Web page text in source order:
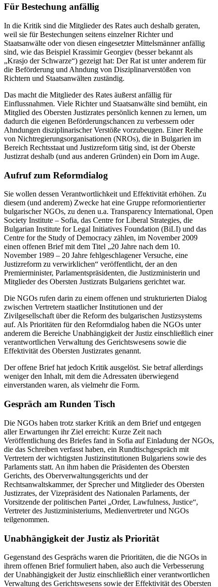
Für Bestechung anfällig
In die Kritik sind die Mitglieder des Rates auch deshalb geraten,
weil sie für Bestechungen seitens einzelner Richter und
Staatsanwälte oder von diesen eingesetzter Mittelsmänner anfällig
sind, wie das Beispiel Krassimir Georgiev (besser bekannt als
„Krasjo der Schwarze“) gezeigt hat: Der Rat ist unter anderem für
die Beförderung und Ahndung von Disziplinarverstößen von
Richtern und Staatsanwälten zuständig.
Das macht die Mitglieder des Rates äußerst anfällig für
Einflussnahmen. Viele Richter und Staatsanwälte sind bemüht, ein
Mitglied des Obersten Justizrates persönlich kennen zu lernen, um
dadurch die eigenen Beförderungschancen zu verbessern oder
Ahndungen disziplinarischer Verstöße vorzubeugen. Einer Reihe
von Nichtregierungsorganisationen (NROs), die in Bulgarien im
Bereich Rechtsstaat und Justizreform tätig sind, ist der Oberste
Justizrat deshalb (und aus anderen Gründen) ein Dorn im Auge.
Aufruf zum Reformdialog
Sie wollen dessen Verantwortlichkeit und Effektivität erhöhen. Zu
diesem (und anderem) Zwecke hat eine Gruppe reformorientierter
bulgarischer NGOs, zu denen u.a. Transparency International, Open
Society Institute – Sofia, das Centre for Liberal Strategies, die
Bulgarian Institute for Legal Initiatives Foundation (BiLI) und das
Centre for the Study of Democracy zählen, im November 2009
einen offenen Brief mit dem Titel „20 Jahre nach dem 10.
November 1989 – 20 Jahre fehlgeschlagener Versuche, eine
Justizreform zu verwirklichen“ veröffentlicht, der an den
Premierminister, Parlamentspräsidenten, die Justizministerin und
Mitglieder des Obersten Justizrats Bulgariens gerichtet war.
Die NGOs rufen darin zu einem offenen und strukturierten Dialog
zwischen Vertretern staatlicher Institutionen und der
Zivilgesellschaft über die Reform des bulgarischen Justizsystems
auf. Als Prioritäten für den Reformdialog haben die NGOs unter
anderem die Bereiche Unabhängigkeit der Justiz einschließlich einer
verantwortlichen Verwaltung des Gerichtswesens sowie die
Effektivität des Obersten Justizrates genannt.
Der offene Brief hat jedoch Kritik ausgelöst. Sie betraf allerdings
weniger den Inhalt, mit dem die Adressaten überwiegend
einverstanden waren, als vielmehr die Form.
Gespräch am Runden Tisch
Die NGOs haben trotz starker Kritik an dem Brief und entgegen
aller Erwartungen ihr Ziel erreicht: Kurze Zeit nach
Veröffentlichung des Briefes fand in Sofia auf Einladung der NGOs,
die das Schreiben verfasst haben, ein Rundtischgespräch mit
Vertretern der wichtigsten Justizinstitutionen Bulgariens sowie des
Parlaments statt. An ihm haben die Präsidenten des Obersten
Gerichts, des Oberverwaltungsgerichts und der
Rechtsanwaltskammer, der Sprecher und Mitglieder des Obersten
Justizrates, der Vizepräsident des Nationalen Parlaments, der
Vorsitzende der politischen Partei „Order, Lawfulness, Justice“,
Vertreter des Justizministeriums, Medienvertreter und NGOs
teilgenommen.
Unabhängigkeit der Justiz als Priorität
Gegenstand des Gesprächs waren die Prioritäten, die die NGOs in
ihrem offenen Brief formuliert haben, also auch die Verbesserung
der Unabhängigkeit der Justiz einschließlich einer verantwortlichen
Verwaltung des Gerichtswesens sowie der Effektivität des Obersten